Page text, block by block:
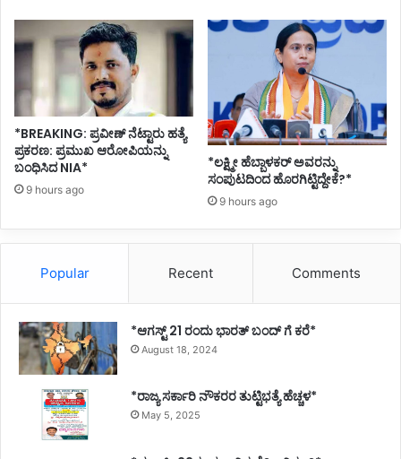
*BREAKING: ಪ್ರವೀಣ್ ನೆಟ್ಟಾರು ಹತ್ಯೆ
ಪ್ರಕರಣ: ಪ್ರಮುಖ ಆರೋಪಿಯನ್ನು
ಬಂಧಿಸಿದ NIA*
9 hours ago
*ಲಕ್ಷ್ಮೀ ಹೆಬ್ಬಾಳಕರ್ ಅವರನ್ನು
ಸಂಪುಟದಿಂದ ಹೊರಗಿಟ್ಟಿದ್ದೇಕೆ?*
9 hours ago
Popular Recent Comments
*ಆಗಸ್ಟ್ 21 ರಂದು ಭಾರತ್‌ ಬಂದ್‌ ಗೆ ಕರೆ*
August 18, 2024
*ರಾಜ್ಯ ಸರ್ಕಾರಿ ನೌಕರರ ತುಟ್ಟಿಭತ್ಯೆ ಹೆಚ್ಚಳ*
May 5, 2025